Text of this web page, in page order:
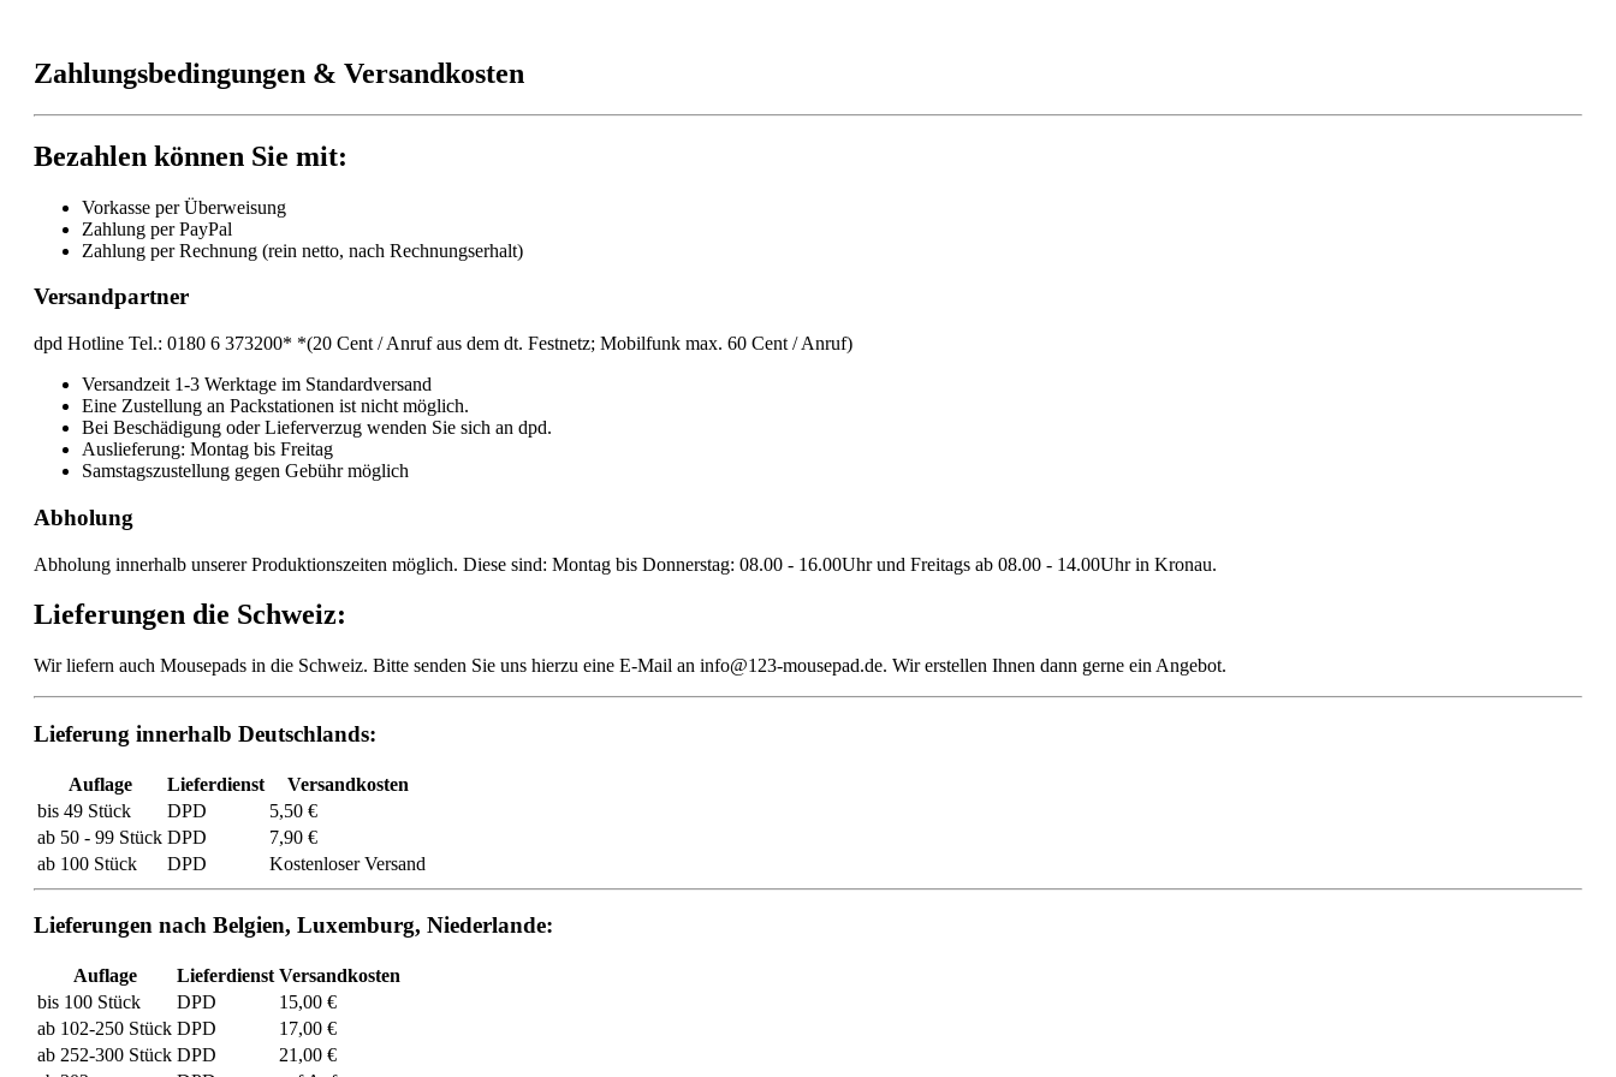
Zahlungsbedingungen & Versandkosten
Bezahlen können Sie mit:
Vorkasse per Überweisung
Zahlung per PayPal
Zahlung per Rechnung (rein netto, nach Rechnungserhalt)
Versandpartner
dpd Hotline Tel.: 0180 6 373200* *(20 Cent / Anruf aus dem dt. Festnetz; Mobilfunk max. 60 Cent / Anruf)
Versandzeit 1-3 Werktage im Standardversand
Eine Zustellung an Packstationen ist nicht möglich.
Bei Beschädigung oder Lieferverzug wenden Sie sich an dpd.
Auslieferung: Montag bis Freitag
Samstagszustellung gegen Gebühr möglich
Abholung
Abholung innerhalb unserer Produktionszeiten möglich. Diese sind: Montag bis Donnerstag: 08.00 - 16.00Uhr und Freitags ab 08.00 - 14.00Uhr in Kronau.
Lieferungen die Schweiz:
Wir liefern auch Mousepads in die Schweiz. Bitte senden Sie uns hierzu eine E-Mail an info@123-mousepad.de. Wir erstellen Ihnen dann gerne ein Angebot.
Lieferung innerhalb Deutschlands:
Auflage Lieferdienst
Versandkosten
bis 49 Stück
DPD
5,50 €
ab 50 - 99 Stück DPD
7,90 €
ab 100 Stück
DPD Kostenloser Versand
Lieferungen nach Belgien, Luxemburg, Niederlande:
Auflage Lieferdienst Versandkosten
bis 100 Stück
DPD
15,00 €
ab 102-250 Stück DPD
17,00 €
ab 252-300 Stück DPD
21,00 €